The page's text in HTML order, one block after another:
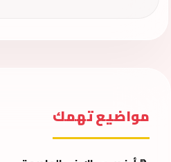
مواضيع تهمك